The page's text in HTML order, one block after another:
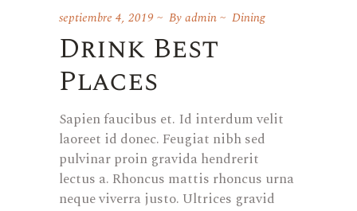
septiembre 4, 2019 Byadmin Dining
Drink Best
Places
Sapien faucibus et. Id interdum velit
laoreet id donec. Feugiat nibh sed
pulvinar proin gravida hendrerit
lectus a. Rhoncus mattis rhoncus urna
neque viverra justo. Ultrices gravid